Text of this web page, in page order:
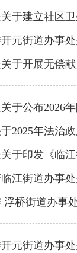
于建立社区
元街道办事
于开展无偿
于公布2026
2025年法治
于印发《临
江街道办事
浮桥街道办事
元街道办事